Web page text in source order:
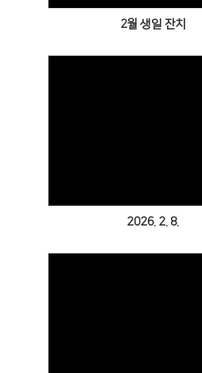
2월 생일 잔치
2026. 2. 8.